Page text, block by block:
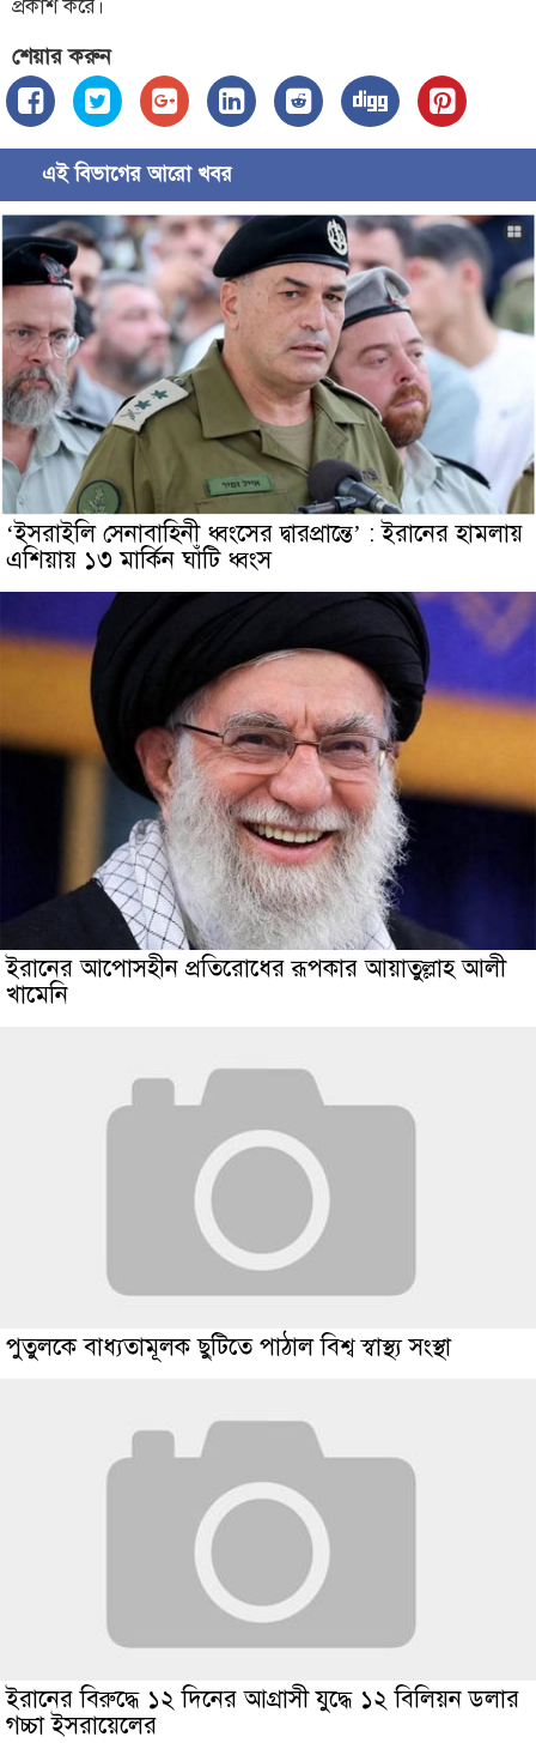
প্রকাশ করে।
শেয়ার করুন
এই বিভাগের আরো খবর
‘ইসরাইলি সেনাবাহিনী ধ্বংসের দ্বারপ্রান্তে’ : ইরানের হামলায়
এশিয়ায় ১৩ মার্কিন ঘাঁটি ধ্বংস
ইরানের আপোসহীন প্রতিরোধের রূপকার আয়াতুল্লাহ আলী
খামেনি
পুতুলকে বাধ্যতামূলক ছুটিতে পাঠাল বিশ্ব স্বাস্থ্য সংস্থা
ইরানের বিরুদ্ধে ১২ দিনের আগ্রাসী যুদ্ধে ১২ বিলিয়ন ডলার
গচ্চা ইসরায়েলের